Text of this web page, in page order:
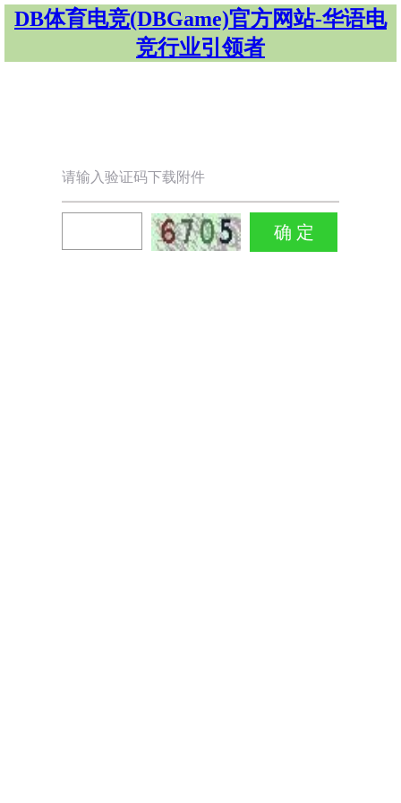
DB体育电竞(DBGame)官方网站-华语电
竞行业引领者
请输入验证码下载附件